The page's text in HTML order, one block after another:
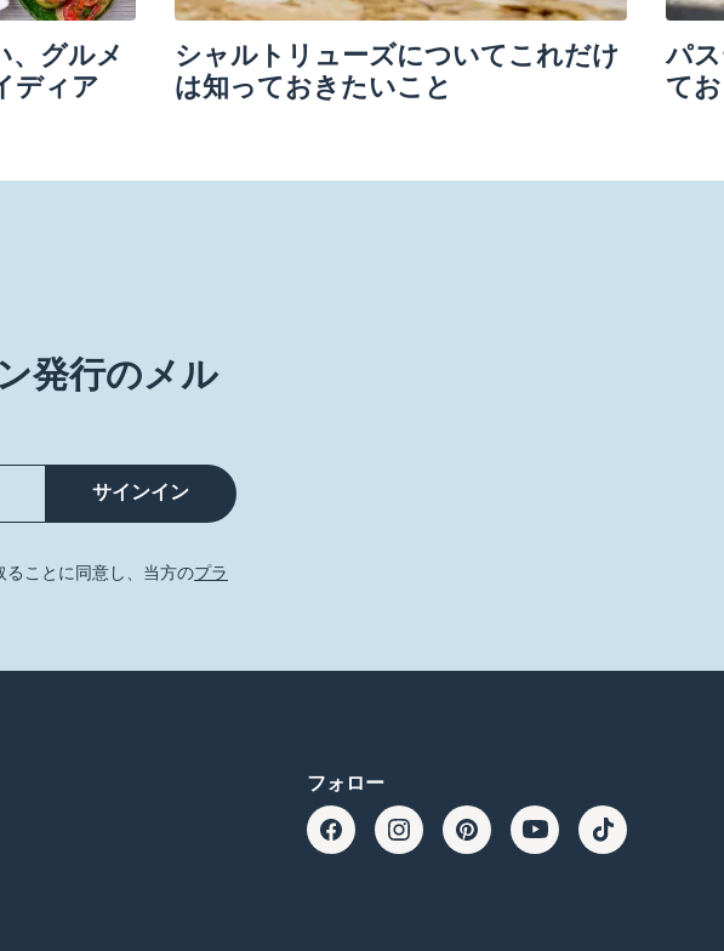
、グルメ
ディア
シャルトリューズについてこれだけ
は知っておきたいこと
パ
て
発行のメル
サインイン
ることに同意し、当方のプラ
フォロー